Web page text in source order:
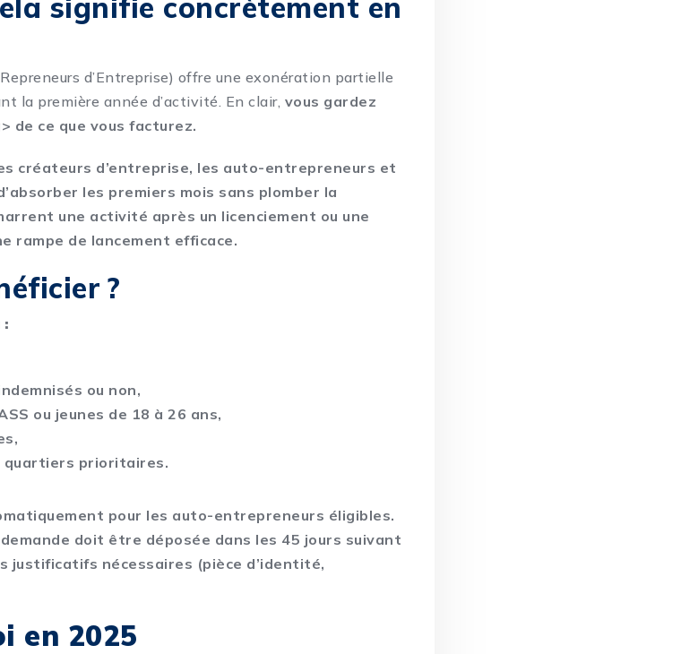
d’Entreprise) offre une exonération partielle
la première année d’activité. En clair, vous gardez
de ce que vous facturez.
créateurs d’entreprise, les auto-entrepreneurs et
les premiers mois sans plomber la
une activité après un licenciement ou une
rampe de lancement efficace.
?
:
ou non,
ou jeunes de 18 à 26 ans,
quartiers prioritaires.
pour les auto-entrepreneurs éligibles.
doit être déposée dans les 45 jours suivant
justificatifs nécessaires (pièce d’identité,
en 2025